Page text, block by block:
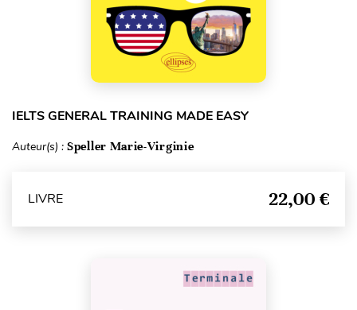
IELTS GENERAL TRAINING MADE EASY
Auteur(s) : Speller Marie-Virginie
LIVRE 22,00 €